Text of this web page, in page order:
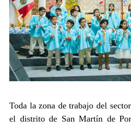
Toda la zona de trabajo del
el distrito de San Martín de